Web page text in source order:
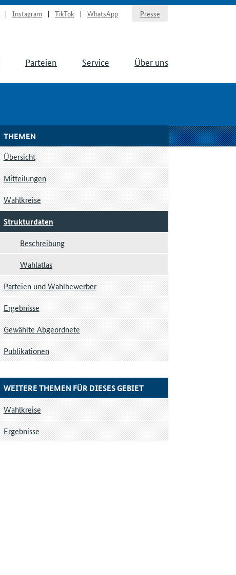
Instagram TikTok WhatsApp Presse
Parteien Service Über uns
THEMEN
Übersicht
Mitteilungen
Wahlkreise
Strukturdaten
Beschreibung
Wahlatlas
Parteien und Wahlbewerber
Ergebnisse
Gewählte Abgeordnete
Publikationen
WEITERE THEMEN FÜR DIESES GEBIET
Wahlkreise
Ergebnisse